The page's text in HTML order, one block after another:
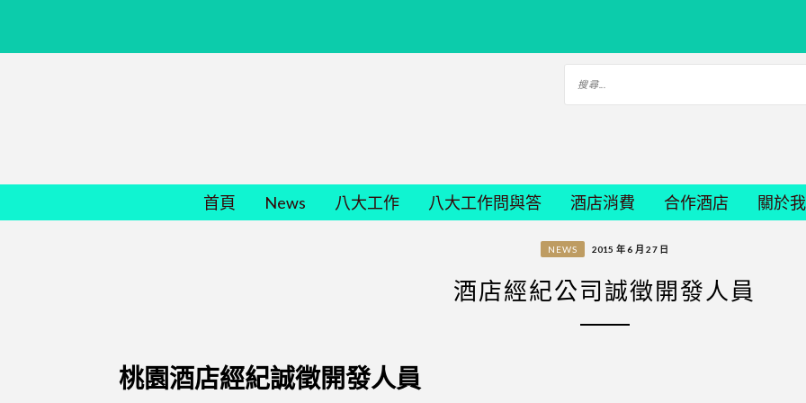
首頁 News 八大工作 八大工作問與答 酒店消費 合作酒店 關於
NEWS 2015 年 6 月 27 日
酒店經紀公司誠徵開發人員
桃園酒店經紀誠徵開發人員